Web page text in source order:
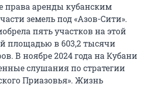
права аренды кубанским
земель под «Азов-Сити».
пять участков на этой
площадью в 603,2 тысячи
В ноябре 2024 года на Кубани
слушания по стратегии
Приазовья». Жизнь